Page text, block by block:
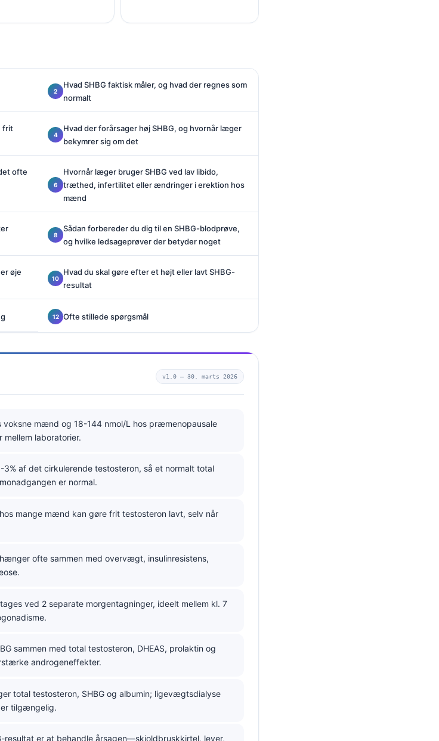
Hvad SHBG faktisk måler, og hvad der regnes som
normalt
frit
Hvad der forårsager høj SHBG, og hvornår læger
bekymrer sig om det
ofte
Hvornår læger bruger SHBG ved lav libido,
træthed, infertilitet eller ændringer i erektion hos
mænd
Sådan forbereder du dig til en SHBG-blodprøve,
og hvilke ledsageprøver der betyder noget
øje
Hvad du skal gøre efter et højt eller lavt SHBG-
resultat
Ofte stillede spørgsmål
v1.0 — 30. marts 2026
voksne mænd og 18-144 nmol/L hos præmenopausale
mellem laboratorier.
3% af det cirkulerende testosteron, så et normalt total
er normal.
mange mænd kan gøre frit testosteron lavt, selv når
ofte sammen med overvægt, insulinresistens,
ved 2 separate morgentagninger, ideelt mellem kl. 7
sammen med total testosteron, DHEAS, prolaktin og
androgeneffekter.
total testosteron, SHBG og albumin; ligevægtsdialyse
tilgængelig.
resultat er at behandle årsagen—skjoldbruskkirtel, lever,